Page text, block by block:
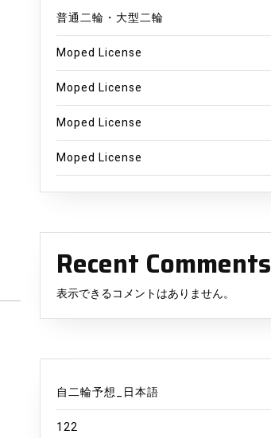
普通二輪・大型二輪
Moped License
Moped License
Moped License
Moped License
Recent Comments
表示できるコメントはありません。
自二輪予想_日本語
122